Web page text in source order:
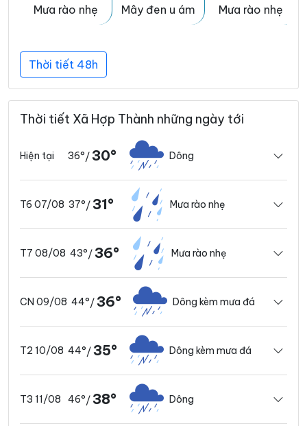
Mưa rào nhẹ
Mây đen u ám
Mưa rào nhẹ
Thời tiết 48h
Thời tiết Xã Hợp Thành những ngày tới
Hiện tại 36°/ 30° Dông
T6 07/08 37°/ 31° Mưa rào nhẹ
T7 08/08 43°/ 36° Mưa rào nhẹ
CN 09/08 44°/ 36° Dông kèm mưa đá
T2 10/08 44°/ 35° Dông kèm mưa đá
T3 11/08 46°/ 38° Dông